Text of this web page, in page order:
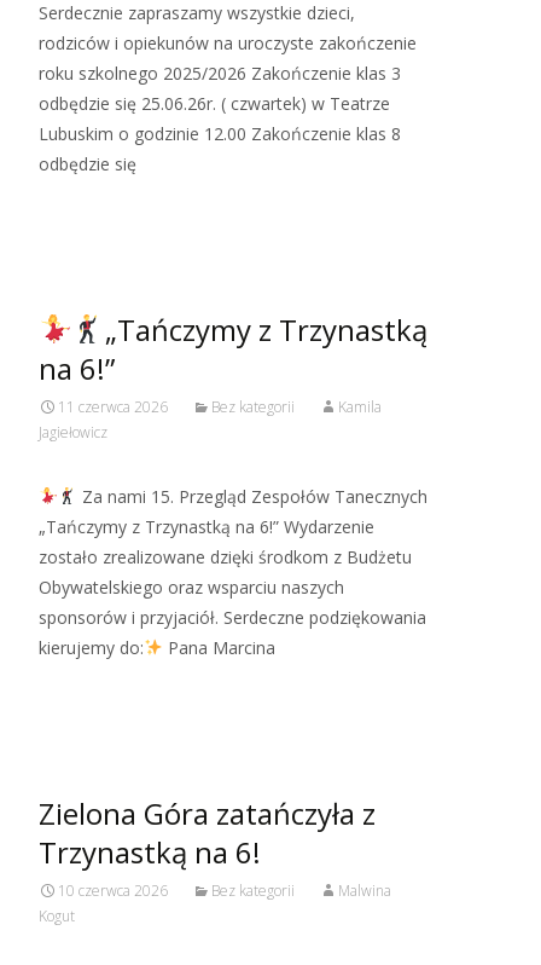
Serdecznie zapraszamy wszystkie dzieci,
rodziców i opiekunów na uroczyste zakończenie
roku szkolnego 2025/2026 Zakończenie klas 3
odbędzie się 25.06.26r. ( czwartek) w Teatrze
Lubuskim o godzinie 12.00 Zakończenie klas 8
odbędzie się
„Tańczymy z Trzynastką
na 6!”
11 czerwca 2026 Bez kategorii
Kamila
Jagiełowicz
Za nami 15. Przegląd Zespołów Tanecznych
„Tańczymy z Trzynastką na 6!” Wydarzenie
zostało zrealizowane dzięki środkom z Budżetu
Obywatelskiego oraz wsparciu naszych
sponsorów i przyjaciół. Serdeczne podziękowania
kierujemy do:
Pana Marcina
Zielona Góra zatańczyła z
Trzynastką na 6!
10 czerwca 2026 Bez kategorii
Malwina
Kogut